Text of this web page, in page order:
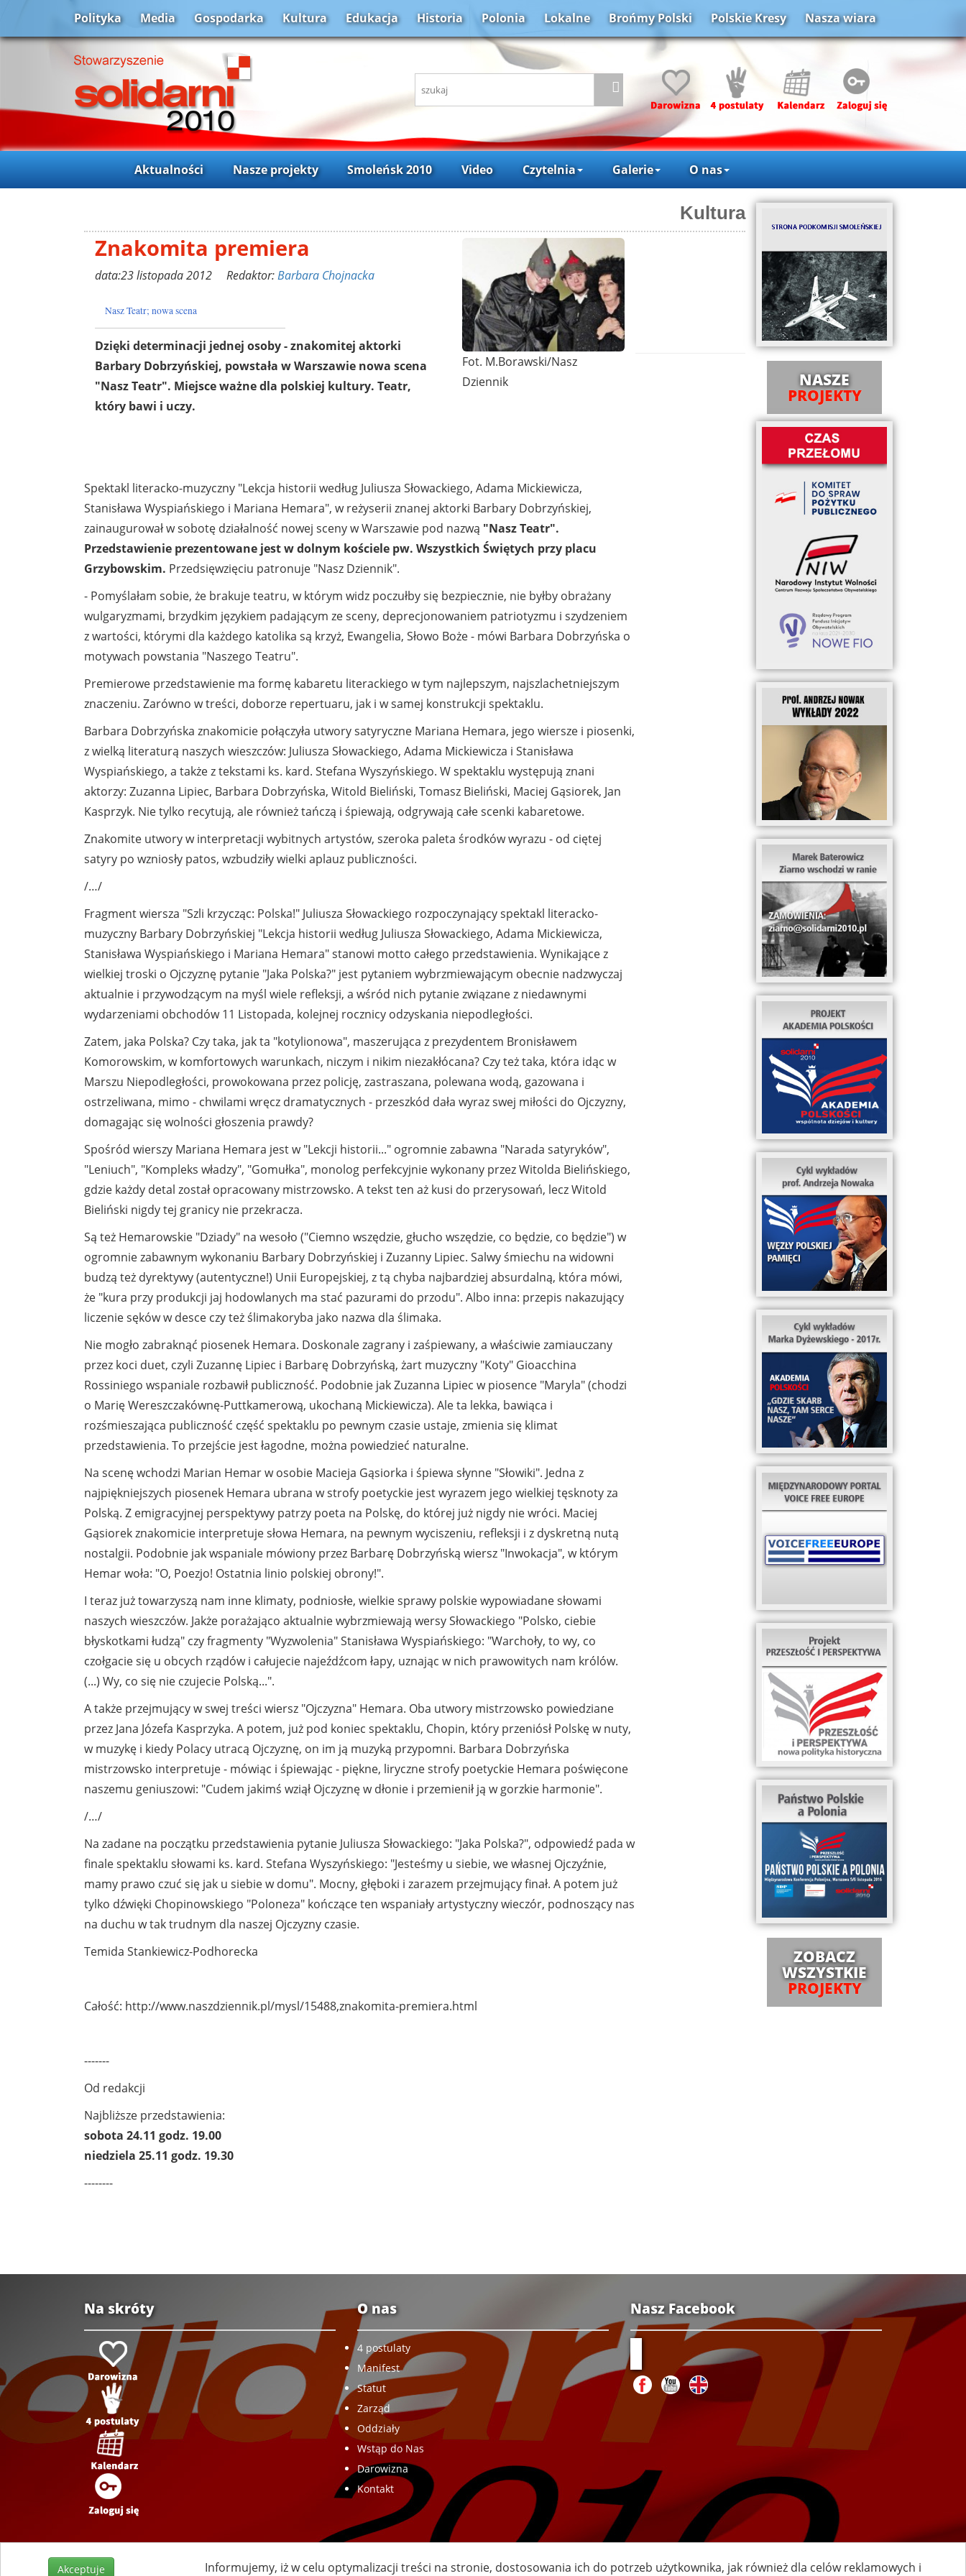
Polityka Media Gospodarka Kultura Edukacja Historia Polonia Lokalne Brońmy Polski Polskie Kresy Nasza wiara
Aktualności Nasze projekty Smoleńsk 2010 Video Czytelnia Galerie O nas
Kultura
Znakomita premiera
data:23 listopada 2012 Redaktor:Barbara Chojnacka
Nasz Teatr; nowa scena
Dzięki determinacji jednej osoby - znakomitej aktorki
Barbary Dobrzyńskiej, powstała w Warszawie nowa scena
"Nasz Teatr". Miejsce ważne dla polskiej kultury. Teatr,
który bawi i uczy.
Fot. M.Borawski/Nasz
Dziennik
Spektakl literacko-muzyczny "Lekcja historii według Juliusza Słowackiego, Adama Mickiewicza,
Stanisława Wyspiańskiego i Mariana Hemara", w reżyserii znanej aktorki Barbary Dobrzyńskiej,
zainaugurował w sobotę działalność nowej sceny w Warszawie pod nazwą "Nasz Teatr".
Przedstawienie prezentowane jest w dolnym kościele pw. Wszystkich Świętych przy placu
Grzybowskim. Przedsięwzięciu patronuje "Nasz Dziennik".
- Pomyślałam sobie, że brakuje teatru, w którym widz poczułby się bezpiecznie, nie byłby obrażany
wulgaryzmami, brzydkim językiem padającym ze sceny, deprecjonowaniem patriotyzmu i szydzeniem
z wartości, którymi dla każdego katolika są krzyż, Ewangelia, Słowo Boże - mówi Barbara Dobrzyńska o
motywach powstania "Naszego Teatru".
Premierowe przedstawienie ma formę kabaretu literackiego w tym najlepszym, najszlachetniejszym
znaczeniu. Zarówno w treści, doborze repertuaru, jak i w samej konstrukcji spektaklu.
Barbara Dobrzyńska znakomicie połączyła utwory satyryczne Mariana Hemara, jego wiersze i piosenki,
z wielką literaturą naszych wieszczów: Juliusza Słowackiego, Adama Mickiewicza i Stanisława
Wyspiańskiego, a także z tekstami ks. kard. Stefana Wyszyńskiego. W spektaklu występują znani
aktorzy: Zuzanna Lipiec, Barbara Dobrzyńska, Witold Bieliński, Tomasz Bieliński, Maciej Gąsiorek, Jan
Kasprzyk. Nie tylko recytują, ale również tańczą i śpiewają, odgrywają całe scenki kabaretowe.
Znakomite utwory w interpretacji wybitnych artystów, szeroka paleta środków wyrazu - od ciętej
satyry po wzniosły patos, wzbudziły wielki aplauz publiczności.
/…/
Fragment wiersza "Szli krzycząc: Polska!" Juliusza Słowackiego rozpoczynający spektakl literacko-
muzyczny Barbary Dobrzyńskiej "Lekcja historii według Juliusza Słowackiego, Adama Mickiewicza,
Stanisława Wyspiańskiego i Mariana Hemara" stanowi motto całego przedstawienia. Wynikające z
wielkiej troski o Ojczyznę pytanie "Jaka Polska?" jest pytaniem wybrzmiewającym obecnie nadzwyczaj
aktualnie i przywodzącym na myśl wiele refleksji, a wśród nich pytanie związane z niedawnymi
wydarzeniami obchodów 11 Listopada, kolejnej rocznicy odzyskania niepodległości.
Zatem, jaka Polska? Czy taka, jak ta "kotylionowa", maszerująca z prezydentem Bronisławem
Komorowskim, w komfortowych warunkach, niczym i nikim niezakłócana? Czy też taka, która idąc w
Marszu Niepodległości, prowokowana przez policję, zastraszana, polewana wodą, gazowana i
ostrzeliwana, mimo - chwilami wręcz dramatycznych - przeszkód dała wyraz swej miłości do Ojczyzny,
domagając się wolności głoszenia prawdy?
Spośród wierszy Mariana Hemara jest w "Lekcji historii..." ogromnie zabawna "Narada satyryków",
"Leniuch", "Kompleks władzy", "Gomułka", monolog perfekcyjnie wykonany przez Witolda Bielińskiego,
gdzie każdy detal został opracowany mistrzowsko. A tekst ten aż kusi do przerysowań, lecz Witold
Bieliński nigdy tej granicy nie przekracza.
Są też Hemarowskie "Dziady" na wesoło ("Ciemno wszędzie, głucho wszędzie, co będzie, co będzie") w
ogromnie zabawnym wykonaniu Barbary Dobrzyńskiej i Zuzanny Lipiec. Salwy śmiechu na widowni
budzą też dyrektywy (autentyczne!) Unii Europejskiej, z tą chyba najbardziej absurdalną, która mówi,
że "kura przy produkcji jaj hodowlanych ma stać pazurami do przodu". Albo inna: przepis nakazujący
liczenie sęków w desce czy też ślimakoryba jako nazwa dla ślimaka.
Nie mogło zabraknąć piosenek Hemara. Doskonale zagrany i zaśpiewany, a właściwie zamiauczany
przez koci duet, czyli Zuzannę Lipiec i Barbarę Dobrzyńską, żart muzyczny "Koty" Gioacchina
Rossiniego wspaniale rozbawił publiczność. Podobnie jak Zuzanna Lipiec w piosence "Maryla" (chodzi
o Marię Wereszczakównę-Puttkamerową, ukochaną Mickiewicza). Ale ta lekka, bawiąca i
rozśmieszająca publiczność część spektaklu po pewnym czasie ustaje, zmienia się klimat
przedstawienia. To przejście jest łagodne, można powiedzieć naturalne.
Na scenę wchodzi Marian Hemar w osobie Macieja Gąsiorka i śpiewa słynne "Słowiki". Jedna z
najpiękniejszych piosenek Hemara ubrana w strofy poetyckie jest wyrazem jego wielkiej tęsknoty za
Polską. Z emigracyjnej perspektywy patrzy poeta na Polskę, do której już nigdy nie wróci. Maciej
Gąsiorek znakomicie interpretuje słowa Hemara, na pewnym wyciszeniu, refleksji i z dyskretną nutą
nostalgii. Podobnie jak wspaniale mówiony przez Barbarę Dobrzyńską wiersz "Inwokacja", w którym
Hemar woła: "O, Poezjo! Ostatnia linio polskiej obrony!".
I teraz już towarzyszą nam inne klimaty, podniosłe, wielkie sprawy polskie wypowiadane słowami
naszych wieszczów. Jakże porażająco aktualnie wybrzmiewają wersy Słowackiego "Polsko, ciebie
błyskotkami łudzą" czy fragmenty "Wyzwolenia" Stanisława Wyspiańskiego: "Warchoły, to wy, co
czołgacie się u obcych rządów i całujecie najeźdźcom łapy, uznając w nich prawowitych nam królów.
(...) Wy, co się nie czujecie Polską...".
A także przejmujący w swej treści wiersz "Ojczyzna" Hemara. Oba utwory mistrzowsko powiedziane
przez Jana Józefa Kasprzyka. A potem, już pod koniec spektaklu, Chopin, który przeniósł Polskę w nuty,
w muzykę i kiedy Polacy utracą Ojczyznę, on im ją muzyką przypomni. Barbara Dobrzyńska
mistrzowsko interpretuje - mówiąc i śpiewając - piękne, liryczne strofy poetyckie Hemara poświęcone
naszemu geniuszowi: "Cudem jakimś wziął Ojczyznę w dłonie i przemienił ją w gorzkie harmonie".
/…/
Na zadane na początku przedstawienia pytanie Juliusza Słowackiego: "Jaka Polska?", odpowiedź pada w
finale spektaklu słowami ks. kard. Stefana Wyszyńskiego: "Jesteśmy u siebie, we własnej Ojczyźnie,
mamy prawo czuć się jak u siebie w domu". Mocny, głęboki i zarazem przejmujący finał. A potem już
tylko dźwięki Chopinowskiego "Poloneza" kończące ten wspaniały artystyczny wieczór, podnoszący nas
na duchu w tak trudnym dla naszej Ojczyzny czasie.
Temida Stankiewicz-Podhorecka
Całość: http://www.naszdziennik.pl/mysl/15488,znakomita-premiera.html
-------
Od redakcji
Najbliższe przedstawienia:
sobota 24.11 godz. 19.00
niedziela 25.11 godz. 19.30
--------
NASZE
PROJEKTY
ZOBACZ
WSZYSTKIE
PROJEKTY
Na skróty O nas
4 postulaty
Manifest
Statut
Zarząd
Oddziały
Wstąp do Nas
Darowizna
Kontakt
Nasz Facebook
Akceptuje Informujemy, iż w celu optymalizacji treści na stronie, dostosowania ich do potrzeb użytkownika, jak również dla celów reklamowych i